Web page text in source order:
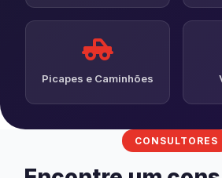
Picapes e Caminhões
CONSULTORES